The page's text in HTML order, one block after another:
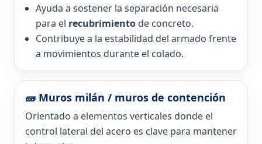
Ayuda a sostener la separación necesaria
para el recubrimiento de concreto.
Contribuye a la estabilidad del armado frente
a movimientos durante el colado.
🧱 Muros milán / muros de contención
Orientado a elementos verticales donde el
control lateral del acero es clave para mantener